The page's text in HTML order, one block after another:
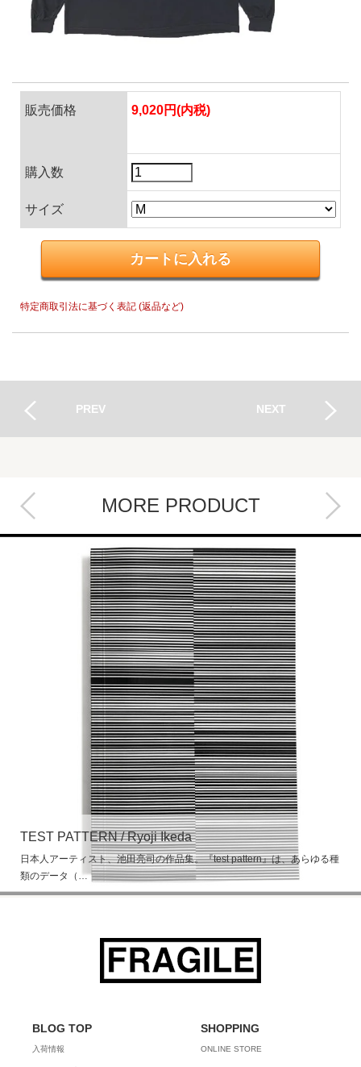
販売価格 9,020円(内税)
購入数
サイズ
特定商取引法に基づく表記 (返品など)
PREV NEXT
MORE PRODUCT
TEST PATTERN / Ryoji Ikeda
日本人アーティスト、池田亮司の作品集。『test pattern』は、あらゆる種
類のデータ（…
Next
BLOG TOP
入荷情報
SHOPPING
ONLINE STORE